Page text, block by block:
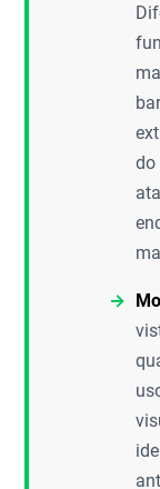
do